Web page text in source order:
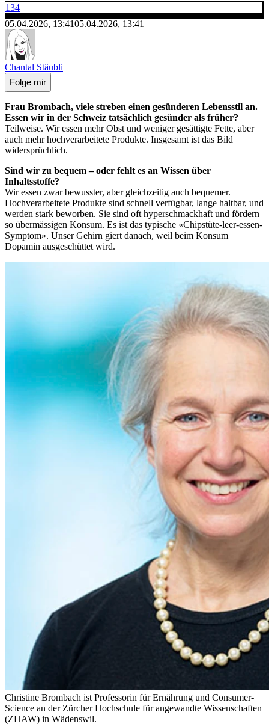
134
05.04.2026, 13:4105.04.2026, 13:41
Chantal Stäubli
Folge mir
Frau Brombach, viele streben einen gesünderen Lebensstil an.
Essen wir in der Schweiz tatsächlich gesünder als früher?
Teilweise. Wir essen mehr Obst und weniger gesättigte Fette, aber
auch mehr hochverarbeitete Produkte. Insgesamt ist das Bild
widersprüchlich.
Sind wir zu bequem – oder fehlt es an Wissen über
Inhaltsstoffe?
Wir essen zwar bewusster, aber gleichzeitig auch bequemer.
Hochverarbeitete Produkte sind schnell verfügbar, lange haltbar, und
werden stark beworben. Sie sind oft hyperschmackhaft und fördern
so übermässigen Konsum. Es ist das typische «Chipstüte-leer-essen-
Symptom». Unser Gehirn giert danach, weil beim Konsum
Dopamin ausgeschüttet wird.
Christine Brombach ist Professorin für Ernährung und Consumer-
Science an der Zürcher Hochschule für angewandte Wissenschaften
(ZHAW) in Wädenswil.